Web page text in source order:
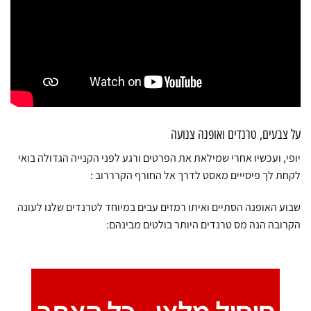
על צבעים, טרנדים ואופנה צנועה
יופי, ועכשיו אחרי שמילאת את הפרטים ורגע לפני הקנייה הגדולה בואי
לקחת לך פיסייים מאסט לדרך אל החורף הקרררוב :
שבוע האופנה הסתיים ואיתו רמזים עבים במיוחד לטרנדים שלנו לעונה
הקרובה הנה מס טרנדים היותר בולטים מבינהם: